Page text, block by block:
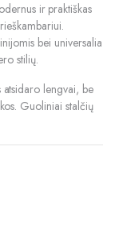
ir praktiškas
bei universalia
stilių.
lengvai, be
Guoliniai stalčių